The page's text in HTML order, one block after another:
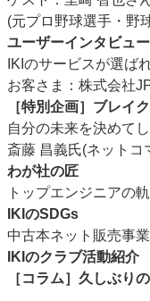
(元プロ野球選手・野
ユーザーインタビュー
IKIのサービスが選ば
お客さま：株式会社
［特別企画］ブレイ
自分の未来を決めて
斎藤 昌義氏(ネットコ
わが社の匠
トップエンジニアの
IKIのSDGs
中古本ネット販売事
IKIのクラブ活動紹介
［コラム］久しぶり